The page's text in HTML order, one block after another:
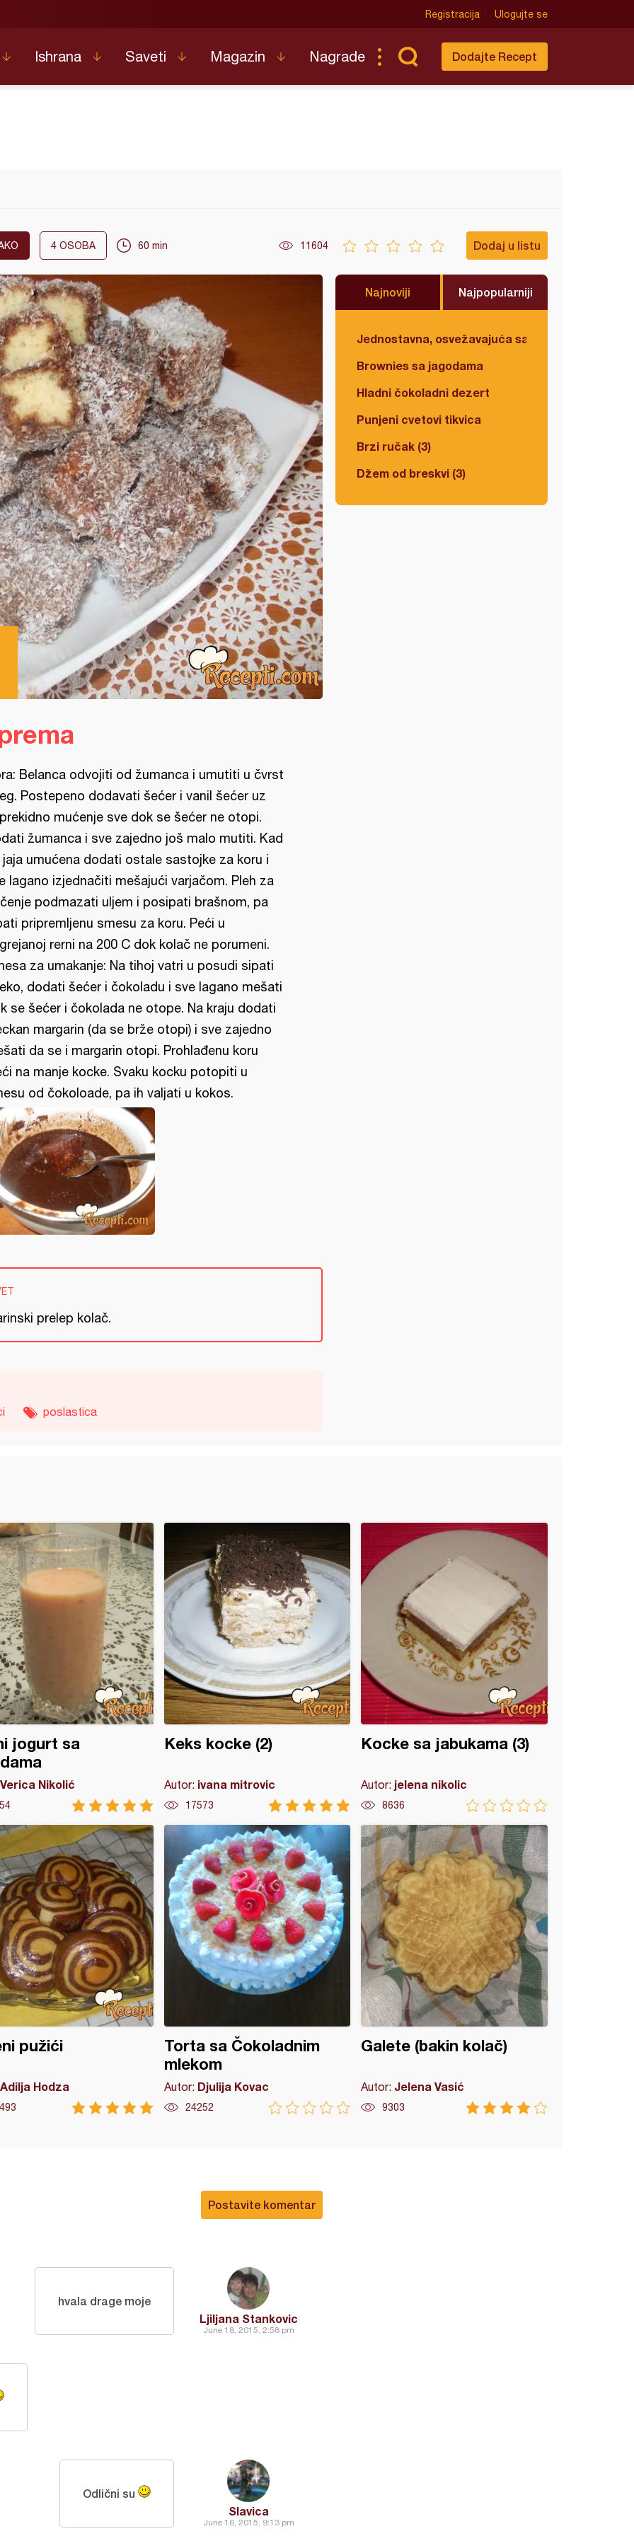
Registracija Ulogujte se
Ishrana Saveti Magazin Nagrade Dodajte Recept
4 OSOBA 60 min 11604 Dodaj u listu
Najnoviji Najpopularniji
Jednostavna, osvežavajuća salata
Brownies sa jagodama
Hladni čokoladni dezert
Punjeni cvetovi tikvica
Brzi ručak (3)
Džem od breskvi (3)
Belanca odvojiti od žumanca i umutiti u čvrst
Postepeno dodavati šećer i vanil šećer uz
mućenje sve dok se šećer ne otopi.
žumanca i sve zajedno još malo mutiti. Kad
jaja umućena dodati ostale sastojke za koru i
lagano izjednačiti mešajući varjačom. Pleh za
podmazati uljem i posipati brašnom, pa
pripremljenu smesu za koru. Peći u
rerni na 200 C dok kolač ne porumeni.
za umakanje: Na tihoj vatri u posudi sipati
dodati šećer i čokoladu i sve lagano mešati
se šećer i čokolada ne otope. Na kraju dodati
margarin (da se brže otopi) i sve zajedno
da se i margarin otopi. Prohlađenu koru
na manje kocke. Svaku kocku potopiti u
od čokoloade, pa ih valjati u kokos.
prelep kolač.
poslastica
jogurt sa
Verica Nikolić
Keks kocke (2)
Autor: ivana mitrovic
17573
Kocke sa jabukama (3)
Autor: jelena nikolic
8636
pužići
Adilja Hodza
Torta sa Čokoladnim
mlekom
Autor: Djulija Kovac
24252
Galete (bakin kolač)
Autor: Jelena Vasić
9303
Postavite komentar
Ljiljana Stankovic
June 18, 2015, 2:58 pm
hvala drage moje
Slavica
June 16, 2015, 9:13 pm
Odlični su